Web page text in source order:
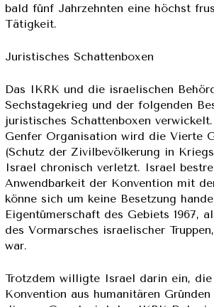
bald fünf Jahrzehnten eine höchst
Tätigkeit.
Juristisches Schattenboxen
Das IKRK und die israelischen
Sechstagekrieg und der folgenden
juristisches Schattenboxen
Genfer Organisation wird die Vierte
(Schutz der Zivilbevölkerung in
Israel chronisch verletzt. Israel
Anwendbarkeit der Konvention mit
könne sich um keine Besetzung
Eigentümerschaft des Gebiets 1967,
des Vormarsches israelischer
war.
Trotzdem willigte Israel darin ein, die
Konvention aus humanitären